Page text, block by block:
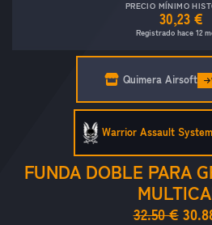
PRECIO MÍNIMO
30,23 €
Registrado hace 12
Quimera Airsoft
FUNDA DOBLE PARA
32.50 €
Warrior Assault